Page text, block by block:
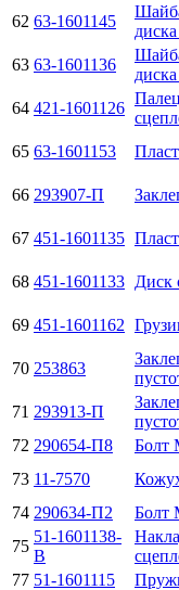
62 63-1601145
63 63-1601136
64 421-1601126
65 63-1601153
66 293907-П
67 451-1601135
68 451-1601133 Диск
69 451-1601162
70 253863
71 293913-П
72 290654-П8 Болт
73 11-7570
74 290634-П2 Болт
75
51-1601138-
В
77 51-1601115